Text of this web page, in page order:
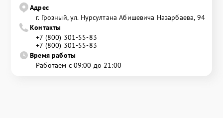
Адрес
г. Грозный, ул. Нурсултана Абишевича Назарбаева, 94
Контакты
+7 (800) 301-55-83
+7 (800) 301-55-83
Время работы
Работаем с 09:00 до 21:00